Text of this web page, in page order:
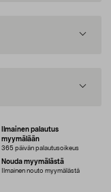
Ilmainen palautus
myymälään
365 päivän palautusoikeus
Nouda myymälästä
Ilmainen nouto myymälästä